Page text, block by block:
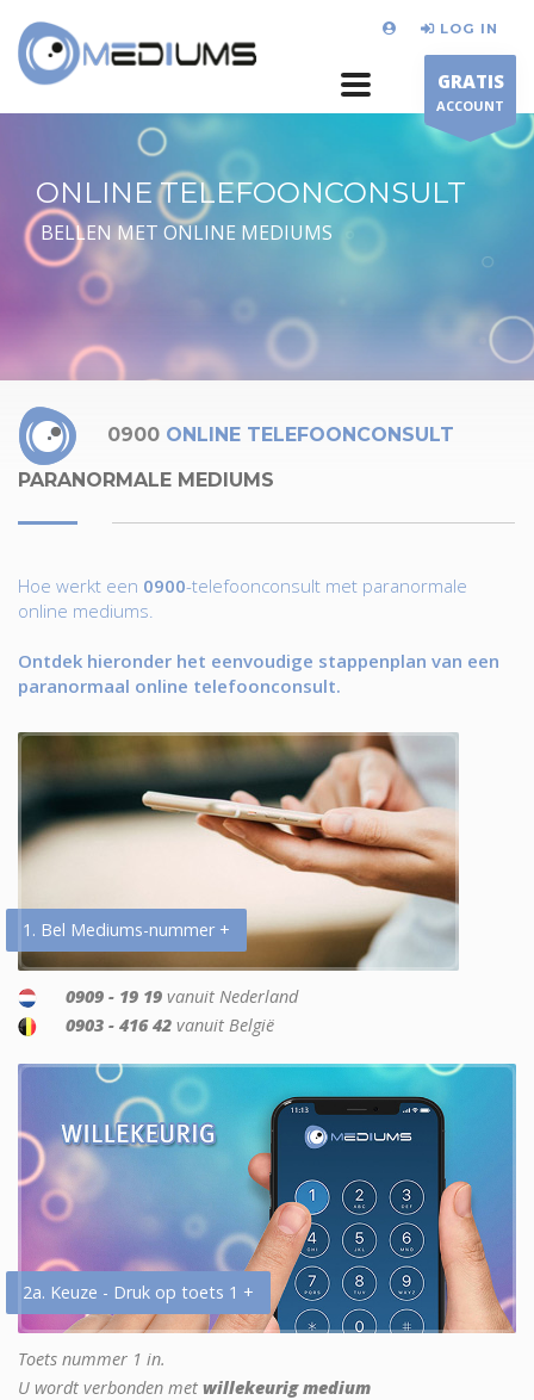
LOG IN
GRATIS
ACCOUNT
ONLINE TELEFOONCONSULT
BELLEN MET ONLINE MEDIUMS
0900 ONLINE TELEFOONCONSULT
PARANORMALE MEDIUMS
Hoe werkt een 0900-telefoonconsult met paranormale
online mediums.
Ontdek hieronder het eenvoudige stappenplan van een
paranormaal online telefoonconsult.
1. Bel Mediums-nummer +
0909 - 19 19 vanuit Nederland
0903 - 416 42 vanuit België
2a. Keuze - Druk op toets 1 +
Toets nummer 1 in.
U wordt verbonden met willekeurig medium